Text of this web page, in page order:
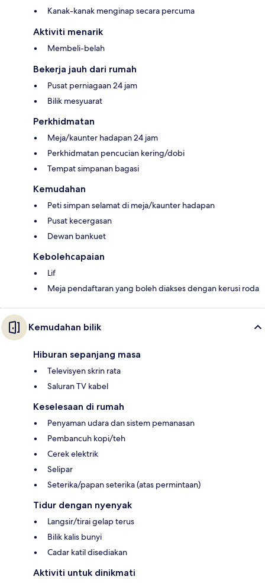
Kanak-kanak menginap secara percuma
Aktiviti menarik
Membeli-belah
Bekerja jauh dari rumah
Pusat perniagaan 24 jam
Bilik mesyuarat
Perkhidmatan
Meja/kaunter hadapan 24 jam
Perkhidmatan pencucian kering/dobi
Tempat simpanan bagasi
Kemudahan
Peti simpan selamat di meja/kaunter hadapan
Pusat kecergasan
Dewan bankuet
Kebolehcapaian
Lif
Meja pendaftaran yang boleh diakses dengan kerusi roda
Kemudahan bilik
Hiburan sepanjang masa
Televisyen skrin rata
Saluran TV kabel
Keselesaan di rumah
Penyaman udara dan sistem pemanasan
Pembancuh kopi/teh
Cerek elektrik
Selipar
Seterika/papan seterika (atas permintaan)
Tidur dengan nyenyak
Langsir/tirai gelap terus
Bilik kalis bunyi
Cadar katil disediakan
Aktiviti untuk dinikmati